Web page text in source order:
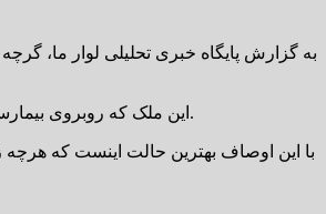
به گزارش پایگاه خبری تحلیلی لوار ما،
این ملک که روبروی بیمارستان امام ره شهر جیرفت واقع شده ، می‌توانست یکی از قطب های تجاری شهر جیرفت و جنوب کرمان باشد که بار مالی بسیاری از دوش آموزش و پرورش بردارد.
با این اوصاف بهترین حالت اینست که